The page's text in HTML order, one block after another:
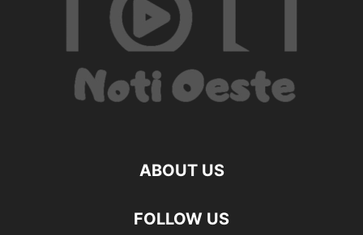
ABOUT US
FOLLOW US